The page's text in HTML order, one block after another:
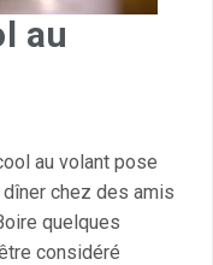
au
au volant pose
chez des amis
quelques
considéré